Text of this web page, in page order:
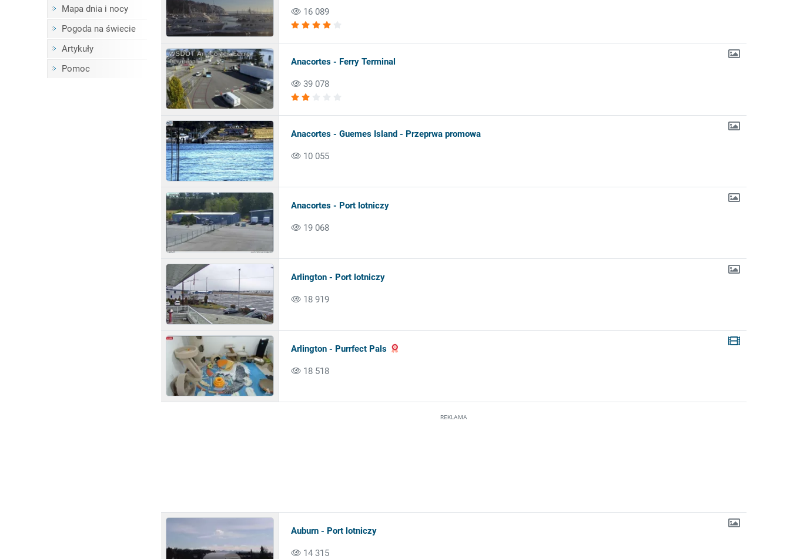
Mapa dnia i nocy
Pogoda na świecie
Artykuły
Pomoc
16 089
Anacortes - Ferry Terminal
39 078
Anacortes - Guemes Island - Przeprwa promowa
10 055
Anacortes - Port lotniczy
19 068
Arlington - Port lotniczy
18 919
Arlington - Purrfect Pals
18 518
REKLAMA
Auburn - Port lotniczy
14 315